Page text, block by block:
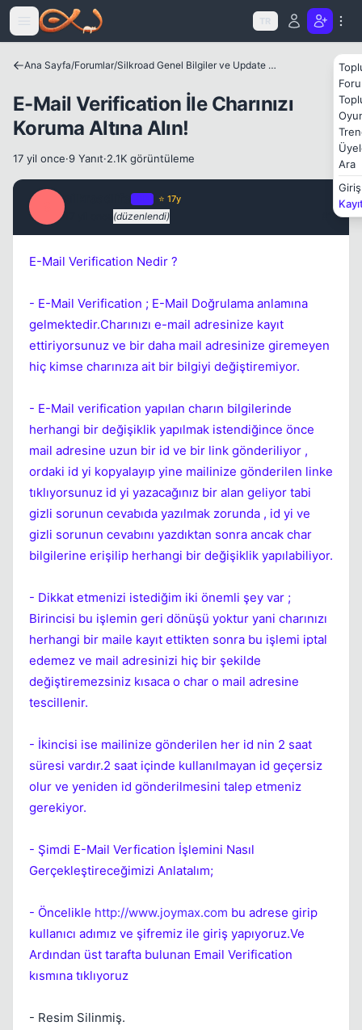
Icerige atla
TR
Ara
Giriş
Ana Sayfa/Forumlar/ Silkroad Genel Bilgiler ve Update Bilgileri
E-Mail Verification İle Charınızı
Koruma Altına Alın!
17 yil once·9 Yanıt·2.1K görüntüleme
⭐ 17y
(düzenlendi)
E-Mail Verification Nedir ?
- E-Mail Verification ; E-Mail Doğrulama anlamına
gelmektedir.Charınızı e-mail adresinize kayıt
ettiriyorsunuz ve bir daha mail adresinize giremeyen
hiç kimse charınıza ait bir bilgiyi değiştiremiyor.
- E-Mail verification yapılan charın bilgilerinde
herhangi bir değişiklik yapılmak istendiğince önce
mail adresine uzun bir id ve bir link gönderiliyor ,
ordaki id yi kopyalayıp yine mailinize gönderilen linke
tıklıyorsunuz id yi yazacağınız bir alan geliyor tabi
gizli sorunun cevabıda yazılmak zorunda , id yi ve
gizli sorunun cevabını yazdıktan sonra ancak char
bilgilerine erişilip herhangi bir değişiklik yapılabiliyor.
- Dikkat etmenizi istediğim iki önemli şey var ;
Birincisi bu işlemin geri dönüşü yoktur yani charınızı
herhangi bir maile kayıt ettikten sonra bu işlemi iptal
edemez ve mail adresinizi hiç bir şekilde
değiştiremezsiniz kısaca o char o mail adresine
tescillenir.
- İkincisi ise mailinize gönderilen her id nin 2 saat
süresi vardır.2 saat içinde kullanılmayan id geçersiz
olur ve yeniden id gönderilmesini talep etmeniz
gerekiyor.
- Şimdi E-Mail Verfication İşlemini Nasıl
Gerçekleştireceğimizi Anlatalım;
- Öncelikle http://www.joymax.com bu adrese girip
kullanıcı adımız ve şifremiz ile giriş yapıyoruz.Ve
Ardından üst tarafta bulunan Email Verification
kısmına tıklıyoruz
- Resim Silinmiş.